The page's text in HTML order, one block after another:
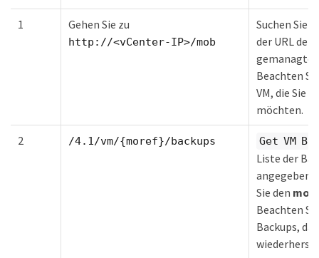
1 Gehen Sie zu
http://<vCenter-IP>/mob
Suchen Sie
der URL der
Beachten
VM, die Sie
möchten.
2 /4.1/vm/{moref}/backups Get VM
Liste der
angegebene
Sie den
Beachten
Backups,